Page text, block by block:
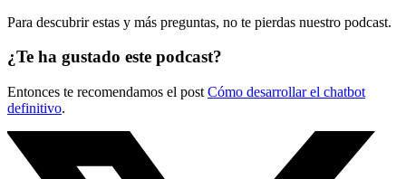
Para descubrir estas y más preguntas, no te pierdas nuestro podcast.
¿Te ha gustado este podcast?
Entonces te recomendamos el post Cómo desarrollar el chatbot
definitivo.